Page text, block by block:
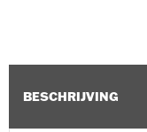
BESCHRIJVING